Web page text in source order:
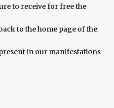
to receive for free the
to the home page of the
in our manifestations